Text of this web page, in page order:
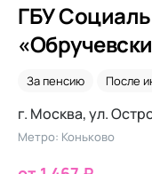
ГБУ
За пенсию После
г. Москва, ул.
Метро: Коньково